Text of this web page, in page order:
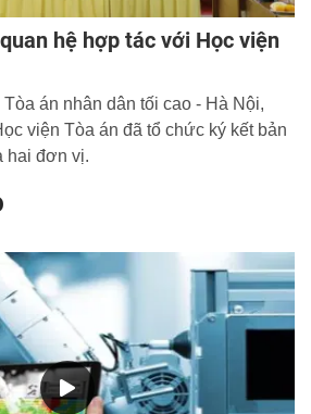
hệ hợp tác với Học viện
án nhân dân tối cao - Hà Nội,
viện Tòa án đã tổ chức ký kết bản
hai đơn vị.